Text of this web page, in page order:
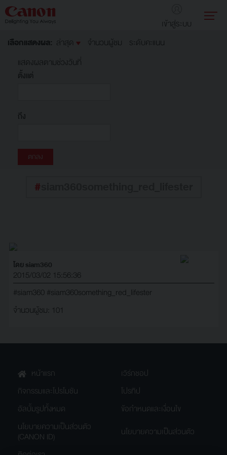
เข้าสู่ระบบ
เลือกแสดงผล: ล่าสุด จำนวนผู้ชม
ระดับคะแนน
แสดงผลตามช่วงวันที่
ตั้งแต่
ถึง
#
โดย siam360
2015/03/02 15:56:36
#siam360 #siam360something_red_lifester
จำนวนผู้ชม: 101
หน้าแรก
เวิร์กชอป
กิจกรรมและโปรโมชัน
โปรทิป
อัลบั้มรูปทั้งหมด
ข้อกำหนดและเงื่อนไข
นโยบายความเป็นส่วนตัว
(CANON ID)
นโยบายความเป็นส่วนตัว